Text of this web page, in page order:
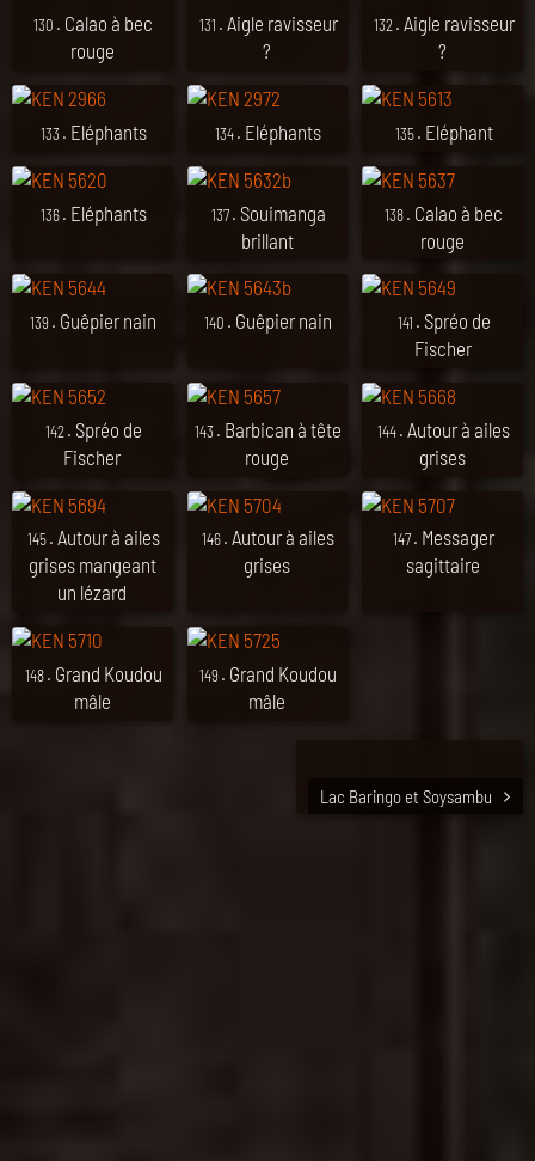
130 . Calao à bec
rouge
131 . Aigle ravisseur
?
132 . Aigle ravisseur
?
133 . Eléphants 134. Eléphants 135 . Eléphant
136 . Eléphants 137. Souimanga
brillant
138. Calao à bec
rouge
139 . Guêpier nain 140 . Guêpier nain 141 . Spréo de
Fischer
142 . Spréo de
Fischer
143 . Barbican à tête
rouge
144. Autour à ailes
grises
145 . Autour à ailes
grises mangeant
un lézard
146. Autour à ailes
grises
147. Messager
sagittaire
148 . Grand Koudou
mâle
149 . Grand Koudou
mâle
Lac Baringo et Soysambu